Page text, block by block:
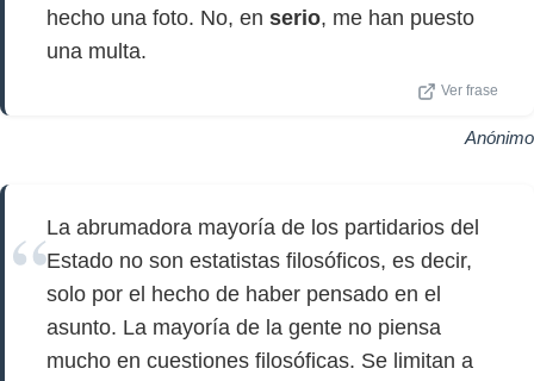
hecho una foto. No, en serio, me han puesto
una multa.
Ver frase
Anónimo
La abrumadora mayoría de los partidarios del
Estado no son estatistas filosóficos, es decir,
solo por el hecho de haber pensado en el
asunto. La mayoría de la gente no piensa
mucho en cuestiones filosóficas. Se limitan a